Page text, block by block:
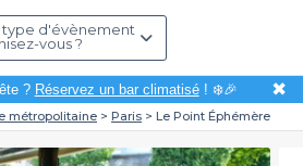
type d'évènement
vous ?
? Réservez un bar climatisé! ❄️🎉 ✖
métropolitaine Paris Le Point Éphémère